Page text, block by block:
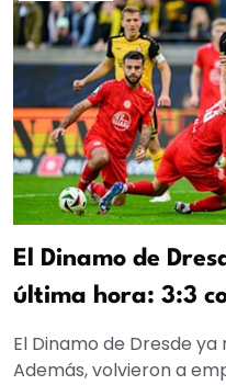
El Dinamo de
última hora: 3:3
El Dinamo de Dresde
Además, volvieron a